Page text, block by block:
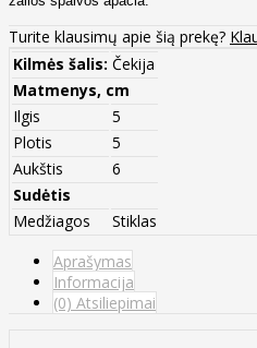
Turite klausimų apie šią prekę?
Kilmės šalis: Čekija
Matmenys, cm
Ilgis
5
Plotis
5
Aukštis
6
Sudėtis
Medžiagos
Stiklas
Aprašymas
Informacija
(0) Atsiliepimai